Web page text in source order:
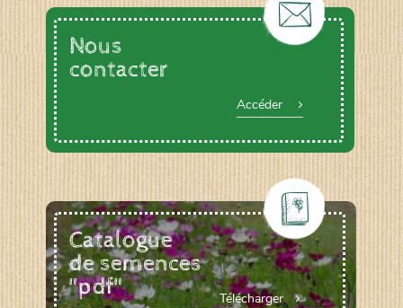
Nous
contacter
Accéder
Catalogue
de semences
"pdf"
Télécharger